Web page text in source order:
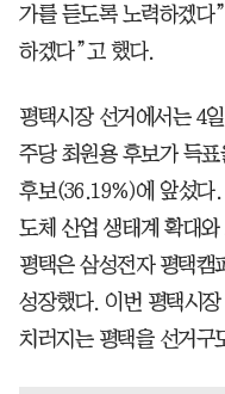
가를 듣도록 노력하겠다
하겠다”고 했다.
평택시장 선거에서는 4
주당 최원용 후보가 득
후보(36.19%)에 앞섰다
도체 산업 생태계 확대
평택은 삼성전자 평택캠
성장했다. 이번 평택시
치러지는 평택을 선거구